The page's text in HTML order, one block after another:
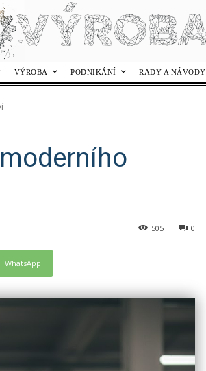
VÝROBA PODNIKÁNÍ RADY A NÁVODY
0
505
WhatsApp